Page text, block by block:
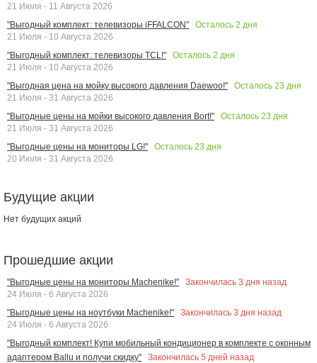
21 Июля - 11 Августа 2026
"Выгодный комплект: телевизоры iFFALCON"
Осталось 2 дня
21 Июля - 10 Августа 2026
"Выгодный комплект: телевизоры TCL!"
Осталось 2 дня
21 Июля - 10 Августа 2026
"Выгодная цена на мойку высокого давления Daewoo!"
Осталось 23 дня
21 Июля - 31 Августа 2026
"Выгодные цены на мойки высокого давления Bort!"
Осталось 23 дня
21 Июля - 31 Августа 2026
"Выгодные цены на мониторы LG!"
Осталось 23 дня
20 Июля - 31 Августа 2026
Будущие акции
Нет будущих акций
Прошедшие акции
"Выгодные цены на мониторы Machenike!" Закончилась 3 дня назад
24 Июля - 6 Августа 2026
"Выгодные цены на ноутбуки Machenike!"
Закончилась 3 дня назад
24 Июля - 6 Августа 2026
"Выгодный комплект! Купи мобильный кондиционер в комплекте с оконным
адаптером Ballu и получи скидку"
Закончилась 5 дней назад